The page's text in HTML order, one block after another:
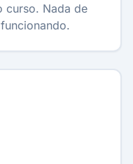
curso. Nada de